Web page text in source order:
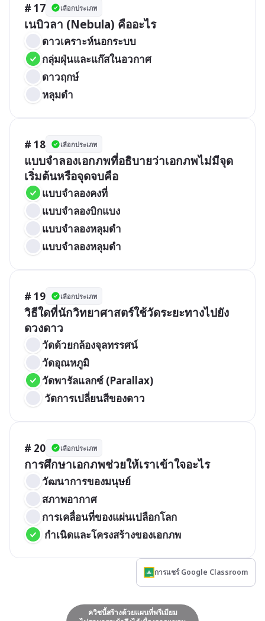
# 17 เลือกประเภท
เนบิวลา (Nebula) คืออะไร
ดาวเคราะห์นอกระบบ
กลุ่มฝุ่นและแก๊สในอวกาศ
ดาวฤกษ์
หลุมดำ
# 18 เลือกประเภท
แบบจำลองเอกภพที่อธิบายว่าเอกภพไม่มีจุด
เริ่มต้นหรือจุดจบคือ
แบบจำลองคงที่
แบบจำลองบิกแบง
แบบจำลองหลุมดำ
แบบจำลองหลุมดำ
# 19 เลือกประเภท
วิธีใดที่นักวิทยาศาสตร์ใช้วัดระยะทางไปยัง
ดวงดาว
วัดด้วยกล้องจุลทรรศน์
วัดอุณหภูมิ
วัดพารัลแลกซ์ (Parallax)
วัดการเปลี่ยนสีของดาว
# 20 เลือกประเภท
การศึกษาเอกภพช่วยให้เราเข้าใจอะไร
วัฒนาการของมนุษย์
สภาพอากาศ
การเคลื่อนที่ของแผ่นเปลือกโลก
กำเนิดและโครงสร้างของเอกภพ
การแชร์ Google Classroom
ควิซนี้สร้างด้วยแผนที่พรีเมียม